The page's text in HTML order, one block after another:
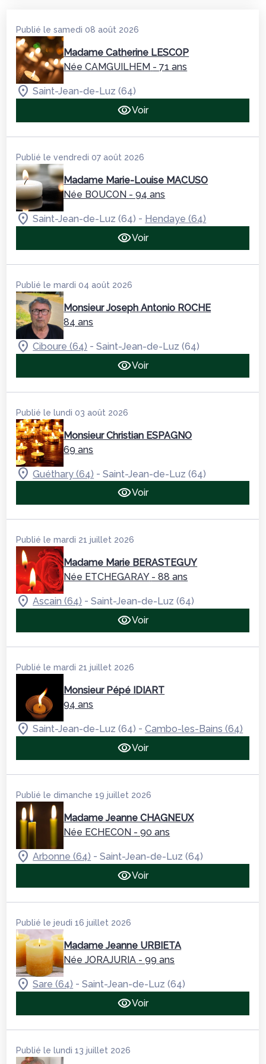
Publié le samedi 08 août 2026
Madame Catherine LESCOP
Née CAMGUILHEM - 71 ans
Saint-Jean-de-Luz (64)
Voir
Publié le vendredi 07 août 2026
Madame Marie-Louise MACUSO
Née BOUCON - 94 ans
Saint-Jean-de-Luz (64) - Hendaye (64)
Voir
Publié le mardi 04 août 2026
Monsieur Joseph Antonio ROCHE
84 ans
Ciboure (64) -Saint-Jean-de-Luz (64)
Voir
Publié le lundi 03 août 2026
Monsieur Christian ESPAGNO
69 ans
Guéthary (64) -Saint-Jean-de-Luz (64)
Voir
Publié le mardi 21 juillet 2026
Madame Marie BERASTEGUY
Née ETCHEGARAY - 88 ans
Ascain (64) -Saint-Jean-de-Luz (64)
Voir
Publié le mardi 21 juillet 2026
Monsieur Pépé IDIART
94 ans
Saint-Jean-de-Luz (64) -Cambo-les-Bains (64)
Voir
Publié le dimanche 19 juillet 2026
Madame Jeanne CHAGNEUX
Née ECHECON - 90 ans
Arbonne (64) -Saint-Jean-de-Luz (64)
Voir
Publié le jeudi 16 juillet 2026
Madame Jeanne URBIETA
Née JORAJURIA - 99 ans
Sare (64) -Saint-Jean-de-Luz (64)
Voir
Publié le lundi 13 juillet 2026